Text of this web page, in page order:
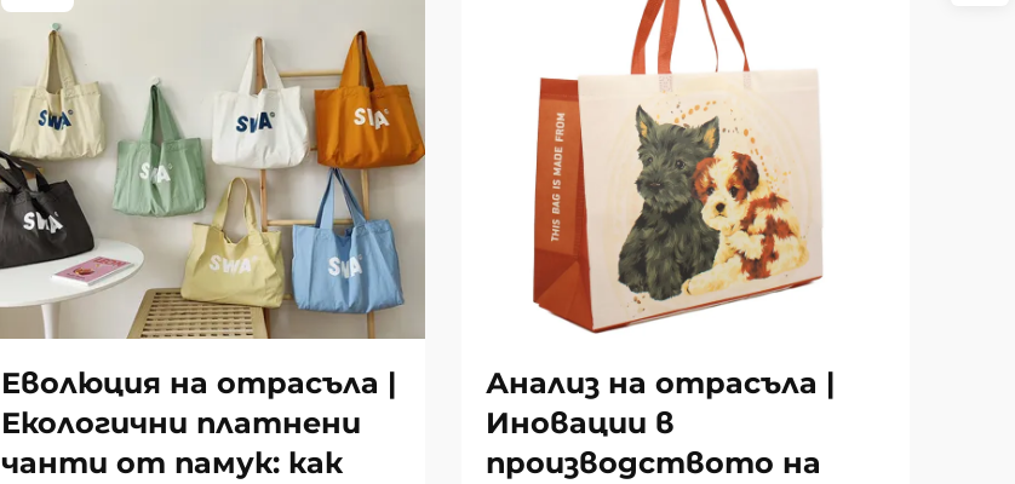
Еволюция на отрасъла |
Екологични платнени
чанти от памук: как
Анализ на отрасъла |
Иновации в
производството на